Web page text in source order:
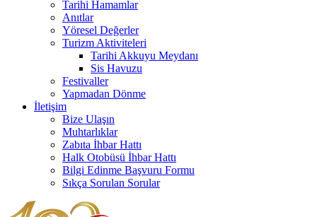
Tarihi Hamamlar
Anıtlar
Yöresel Değerler
Turizm Aktiviteleri
Tarihi Akkuyu Meydanı
Sis Havuzu
Festivaller
Yapmadan Dönme
İletişim
Bize Ulaşın
Muhtarlıklar
Zabıta İhbar Hattı
Halk Otobüsü İhbar Hattı
Bilgi Edinme Başvuru Formu
Sıkça Sorulan Sorular